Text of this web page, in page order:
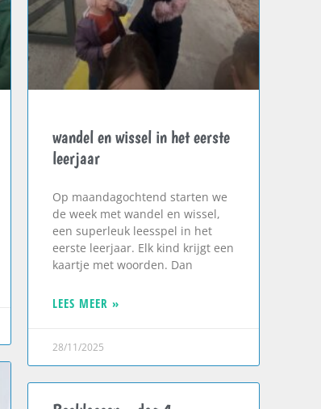
wandel en wissel in het eerste
leerjaar
Op maandagochtend starten we
de week met wandel en wissel,
een superleuk leesspel in het
eerste leerjaar. Elk kind krijgt een
kaartje met woorden. Dan
LEES MEER »
28/11/2025